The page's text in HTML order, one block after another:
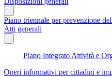
Piano triennale per prevenzione
Atti generali
Piano Integrato Attività e
Oneri informativi per cittadini e